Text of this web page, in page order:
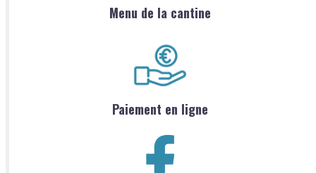
Menu de la cantine
Paiement en ligne